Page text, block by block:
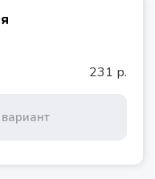
231 р.